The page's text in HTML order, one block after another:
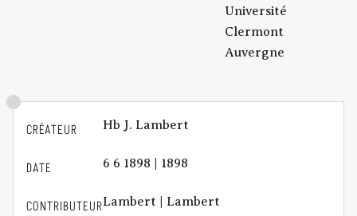
Université
Clermont
Auvergne
CRÉATEUR Hb J. Lambert
DATE 6 6 1898 | 1898
CONTRIBUTEURLambert | Lambert